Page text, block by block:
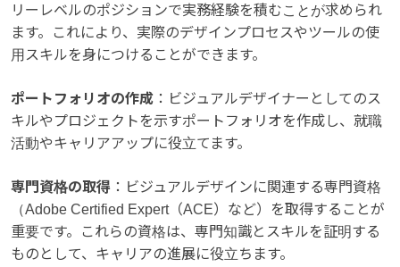
リーレベルのポジションで実務経験を積むことが求められ
ます。これにより、実際のデザインプロセスやツールの使
用スキルを身につけることができます。
ポートフォリオの作成 ：ビジュアルデザイナーとしてのス
キルやプロジェクトを示すポートフォリオを作成し、就職
活動やキャリアアップに役立てます。
専門資格の取得 ：ビジュアルデザインに関連する専門資格
（Adobe Certified Expert（ACE）など）を取得することが
重要です。これらの資格は、専門知識とスキルを証明する
ものとして、キャリアの進展に役立ちます。